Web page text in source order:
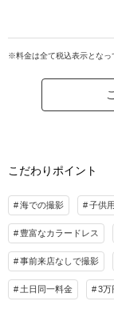
6.アップグレードブーケ
衣装追加
その他含むもの
ビーチ申請料金、写真補
ータ増量 3.グリーンロケ
6.アップグレードブーケ
相談予
ファミリーフォトを検
子守アテンド・ お子様
お子様衣装/お子様髪飾
の撮影 /データ増量/ア
撮影料
着付け
アルバム
衣装追加
家族と撮影
その他含むもの
※料金は全て税込表示となっ
こだわりポイント
海での撮影 子供
豊富なカラードレス
事前来店なしで撮影
土日同一料金 3万